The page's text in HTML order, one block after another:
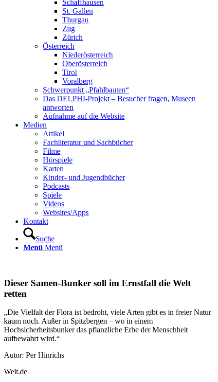
Schaffhausen
St. Gallen
Thurgau
Zug
Zürich
Österreich
Niederösterreich
Oberösterreich
Tirol
Voralberg
Schwerpunkt „Pfahlbauten“
Das DELPHI-Projekt – Besucher fragen, Museen
antworten
Aufnahme auf die Website
Medien
Artikel
Fachliteratur und Sachbücher
Filme
Hörspiele
Karten
Kinder- und Jugendbücher
Podcasts
Spiele
Videos
Websites/Apps
Kontakt
Suche
Menü Menü
Dieser Samen-Bunker soll im Ernstfall die Welt
retten
„Die Vielfalt der Flora ist bedroht, viele Arten gibt es in freier Natur
kaum noch. Außer in Spitzbergen – wo in einem
Hochsicherheitsbunker das pflanzliche Erbe der Menschheit
aufbewahrt wird.“
Autor: Per Hinrichs
Welt.de